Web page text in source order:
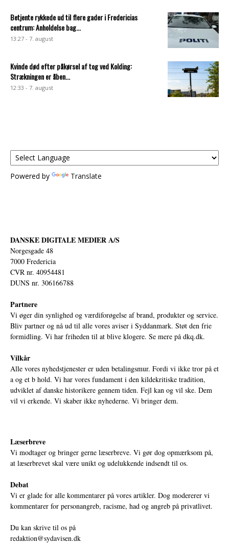
Betjente rykkede ud til flere gader i Fredericias
centrum: Anholdelse bag...
13:27 - 7. august
Kvinde død efter påkørsel af tog ved Kolding:
Strækningen er åben...
12:33 - 7. august
Powered by Translate
DANSKE DIGITALE MEDIER A/S
Norgesgade 48
7000 Fredericia
CVR nr. 40954481
DUNS nr. 306166788
Partnere
Vi øger din synlighed og værdiforøgelse af brand, produkter og service.
Bliv partner og nå ud til alle vores aviser i Syddanmark. Støt den frie
formidling. Vi har friheden til at blive klogere. Se mere på dkq.dk.
Vilkår
Alle vores nyhedstjenester er uden betalingsmur. Fordi vi ikke tror på et
a og et b hold. Vi har vores fundament i den kildekritiske tradition,
udviklet af danske historikere gennem tiden. Fejl kan og vil ske. Dem
vil vi erkende. Vi skaber ikke nyhederne. Vi bringer dem.
Læserbreve
Vi modtager og bringer gerne læserbreve. Vi gør dog opmærksom på,
at læserbrevet skal være unikt og udelukkende indsendt til os.
Debat
Vi er glade for alle kommentarer på vores artikler. Dog modererer vi
kommentarer for personangreb, racisme, had og angreb på privatlivet.
Du kan skrive til os på
redaktion@sydavisen.dk